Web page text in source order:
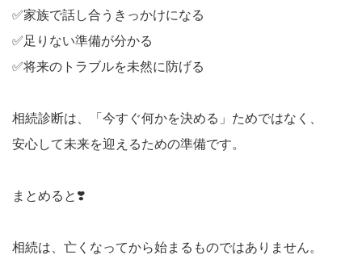
✅家族で話し合うきっかけになる
✅足りない準備が分かる
✅将来のトラブルを未然に防げる
相続診断は、「今すぐ何かを決める」ためではなく、
安心して未来を迎えるための準備です。
まとめると❣️
相続は、亡くなってから始まるものではありません。